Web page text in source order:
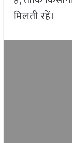
मिलती रहें।